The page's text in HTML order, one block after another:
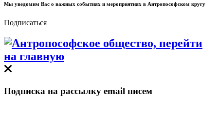
Мы уведомим Вас о важных событиях и мероприятиях в Антропософском кругу
Подписаться
Подписка на рассылку email писем